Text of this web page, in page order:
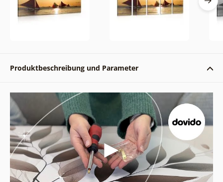
Produktbeschreibung und Parameter